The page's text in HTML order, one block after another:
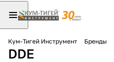
Кум-Тигей Инструмент Бренды
DDE
Для клиентов всех банков